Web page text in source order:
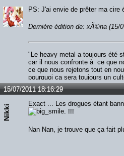
PS: J'ai envie de prêter ma cire
Dernière édition de: xÃ©na (15/
"Le heavy metal a toujours été
car il nous confronte à ce que
ce que nous rejetons tout en
pourquoi ça sera toujours un
15/07/2011 18:16:29
Nikki
Exact ... Les drogues étant
. !!!
Nan Nan, je trouve que ça fait